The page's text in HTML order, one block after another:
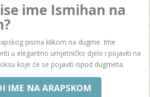
ime Ismihan na
pisma klikom na dugme. Ime
u elegantno umjetničko djelo i pojaviti na
koje će se pojaviti ispod dugmeta.
IME NA ARAPSKOM